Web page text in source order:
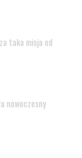
taka misja od
nowoczesny